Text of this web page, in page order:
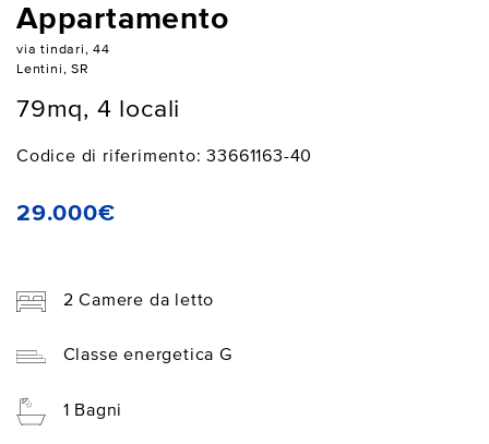
Appartamento
via tindari, 44
Lentini, SR
79mq, 4 locali
Codice di riferimento: 33661163-40
29.000€
2 Camere da letto
Classe energetica G
1 Bagni